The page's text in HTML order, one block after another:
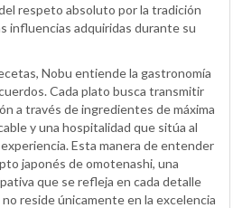
respeto absoluto por la tradición
influencias adquiridas durante su
Nobu entiende la gastronomía
Cada plato busca transmitir
a través de ingredientes de máxima
y una hospitalidad que sitúa al
Esta manera de entender
japonés de omotenashi, una
que se refleja en cada detalle
reside únicamente en la excelencia